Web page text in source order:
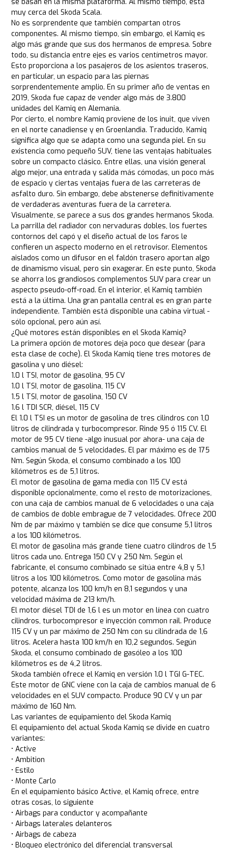
se basan en la misma plataforma. Al mismo tiempo, está
muy cerca del Skoda Scala.
No es sorprendente que también compartan otros
componentes. Al mismo tiempo, sin embargo, el Kamiq es
algo más grande que sus dos hermanos de empresa. Sobre
todo, su distancia entre ejes es varios centímetros mayor.
Esto proporciona a los pasajeros de los asientos traseros,
en particular, un espacio para las piernas
sorprendentemente amplio. En su primer año de ventas en
2019, Skoda fue capaz de vender algo más de 3.800
unidades del Kamiq en Alemania.
Por cierto, el nombre Kamiq proviene de los inuit, que viven
en el norte canadiense y en Groenlandia. Traducido, Kamiq
significa algo que se adapta como una segunda piel. En su
existencia como pequeño SUV, tiene las ventajas habituales
sobre un compacto clásico. Entre ellas, una visión general
algo mejor, una entrada y salida más cómodas, un poco más
de espacio y ciertas ventajas fuera de las carreteras de
asfalto duro. Sin embargo, debe abstenerse definitivamente
de verdaderas aventuras fuera de la carretera.
Visualmente, se parece a sus dos grandes hermanos Skoda.
La parrilla del radiador con nervaduras dobles, los fuertes
contornos del capó y el diseño actual de los faros le
confieren un aspecto moderno en el retrovisor. Elementos
aislados como un difusor en el faldón trasero aportan algo
de dinamismo visual, pero sin exagerar. En este punto, Skoda
se ahorra los grandiosos complementos SUV para crear un
aspecto pseudo-off-road. En el interior, el Kamiq también
está a la última. Una gran pantalla central es en gran parte
independiente. También está disponible una cabina virtual -
sólo opcional, pero aún así.
¿Qué motores están disponibles en el Skoda Kamiq?
La primera opción de motores deja poco que desear (para
esta clase de coche). El Skoda Kamiq tiene tres motores de
gasolina y uno diésel:
1.0 l TSI, motor de gasolina, 95 CV
1.0 l TSI, motor de gasolina, 115 CV
1.5 l TSI, motor de gasolina, 150 CV
1.6 l TDI SCR, diésel, 115 CV
El 1.0 l TSI es un motor de gasolina de tres cilindros con 1,0
litros de cilindrada y turbocompresor. Rinde 95 ó 115 CV. El
motor de 95 CV tiene -algo inusual por ahora- una caja de
cambios manual de 5 velocidades. El par máximo es de 175
Nm. Según Skoda, el consumo combinado a los 100
kilómetros es de 5,1 litros.
El motor de gasolina de gama media con 115 CV está
disponible opcionalmente, como el resto de motorizaciones,
con una caja de cambios manual de 6 velocidades o una caja
de cambios de doble embrague de 7 velocidades. Ofrece 200
Nm de par máximo y también se dice que consume 5,1 litros
a los 100 kilómetros.
El motor de gasolina más grande tiene cuatro cilindros de 1,5
litros cada uno. Entrega 150 CV y 250 Nm. Según el
fabricante, el consumo combinado se sitúa entre 4,8 y 5,1
litros a los 100 kilómetros. Como motor de gasolina más
potente, alcanza los 100 km/h en 8,1 segundos y una
velocidad máxima de 213 km/h.
El motor diésel TDI de 1,6 l es un motor en línea con cuatro
cilindros, turbocompresor e inyección common rail. Produce
115 CV y un par máximo de 250 Nm con su cilindrada de 1,6
litros. Acelera hasta 100 km/h en 10,2 segundos. Según
Skoda, el consumo combinado de gasóleo a los 100
kilómetros es de 4,2 litros.
Skoda también ofrece el Kamiq en versión 1.0 l TGI G-TEC.
Este motor de GNC viene con la caja de cambios manual de 6
velocidades en el SUV compacto. Produce 90 CV y un par
máximo de 160 Nm.
Las variantes de equipamiento del Skoda Kamiq
El equipamiento del actual Skoda Kamiq se divide en cuatro
variantes:
• Active
• Ambition
• Estilo
• Monte Carlo
En el equipamiento básico Active, el Kamiq ofrece, entre
otras cosas, lo siguiente
• Airbags para conductor y acompañante
• Airbags laterales delanteros
• Airbags de cabeza
• Bloqueo electrónico del diferencial transversal